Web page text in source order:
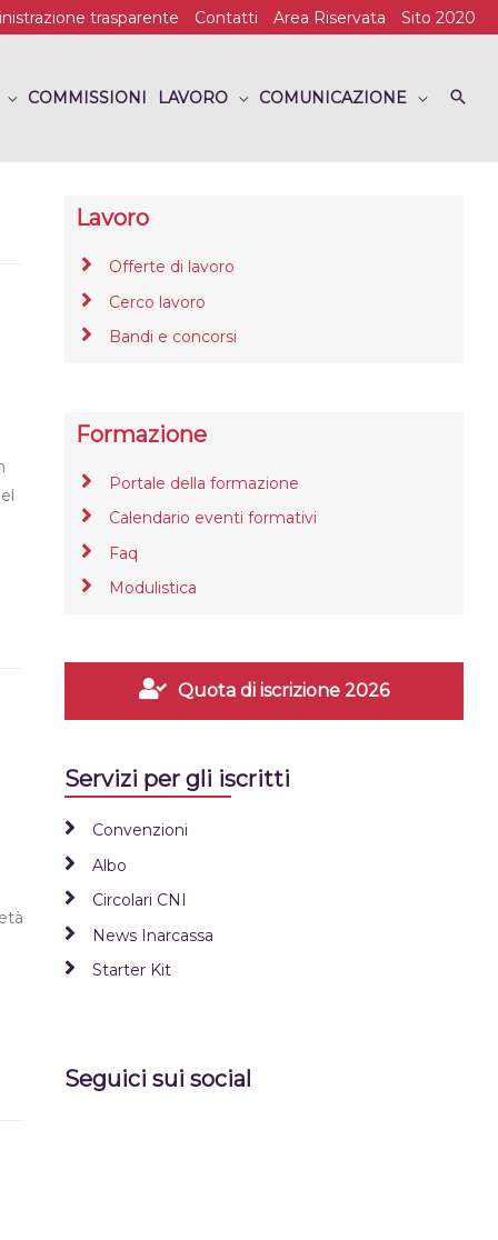
trasparente Contatti Area Riservata Sito 2020
COMMISSIONI LAVORO COMUNICAZIONE
Lavoro
Offerte di lavoro
Cerco lavoro
Bandi e concorsi
Formazione
Portale della formazione
Calendario eventi formativi
Faq
Modulistica
Quota di iscrizione 2026
Servizi per gli iscritti
Convenzioni
Albo
Circolari CNI
News Inarcassa
Starter Kit
Seguici sui social